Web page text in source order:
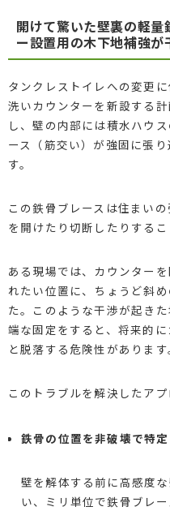
開けて驚いた壁裏の軽
ー設置用の木下地補強が
タンクレストイレへの変更
洗いカウンターを新設する
し、壁の内部には積水ハウ
ース（筋交い）が強固に張
す。
この鉄骨ブレースは住まい
を開けたり切断したりする
ある現場では、カウンター
れたい位置に、ちょうど斜
た。このような干渉が起き
端な固定をすると、将来的
と脱落する危険性があります
このトラブルを解決したア
鉄骨の位置を非破壊で特定
壁を解体する前に高感度
い、ミリ単位で鉄骨ブレ